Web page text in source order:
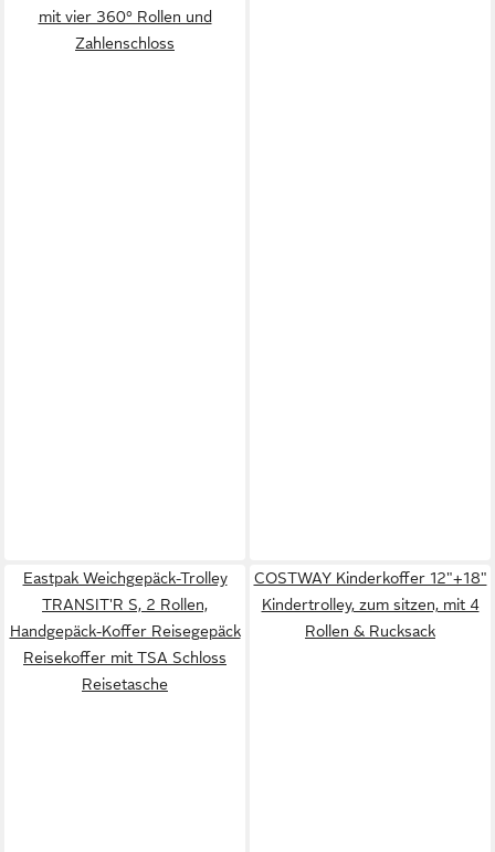
mit vier 360° Rollen und
Zahlenschloss
Eastpak Weichgepäck-Trolley
TRANSIT'R S, 2 Rollen,
Handgepäck-Koffer Reisegepäck
Reisekoffer mit TSA Schloss
Reisetasche
COSTWAY Kinderkoffer 12"+18"
Kindertrolley, zum sitzen, mit 4
Rollen & Rucksack